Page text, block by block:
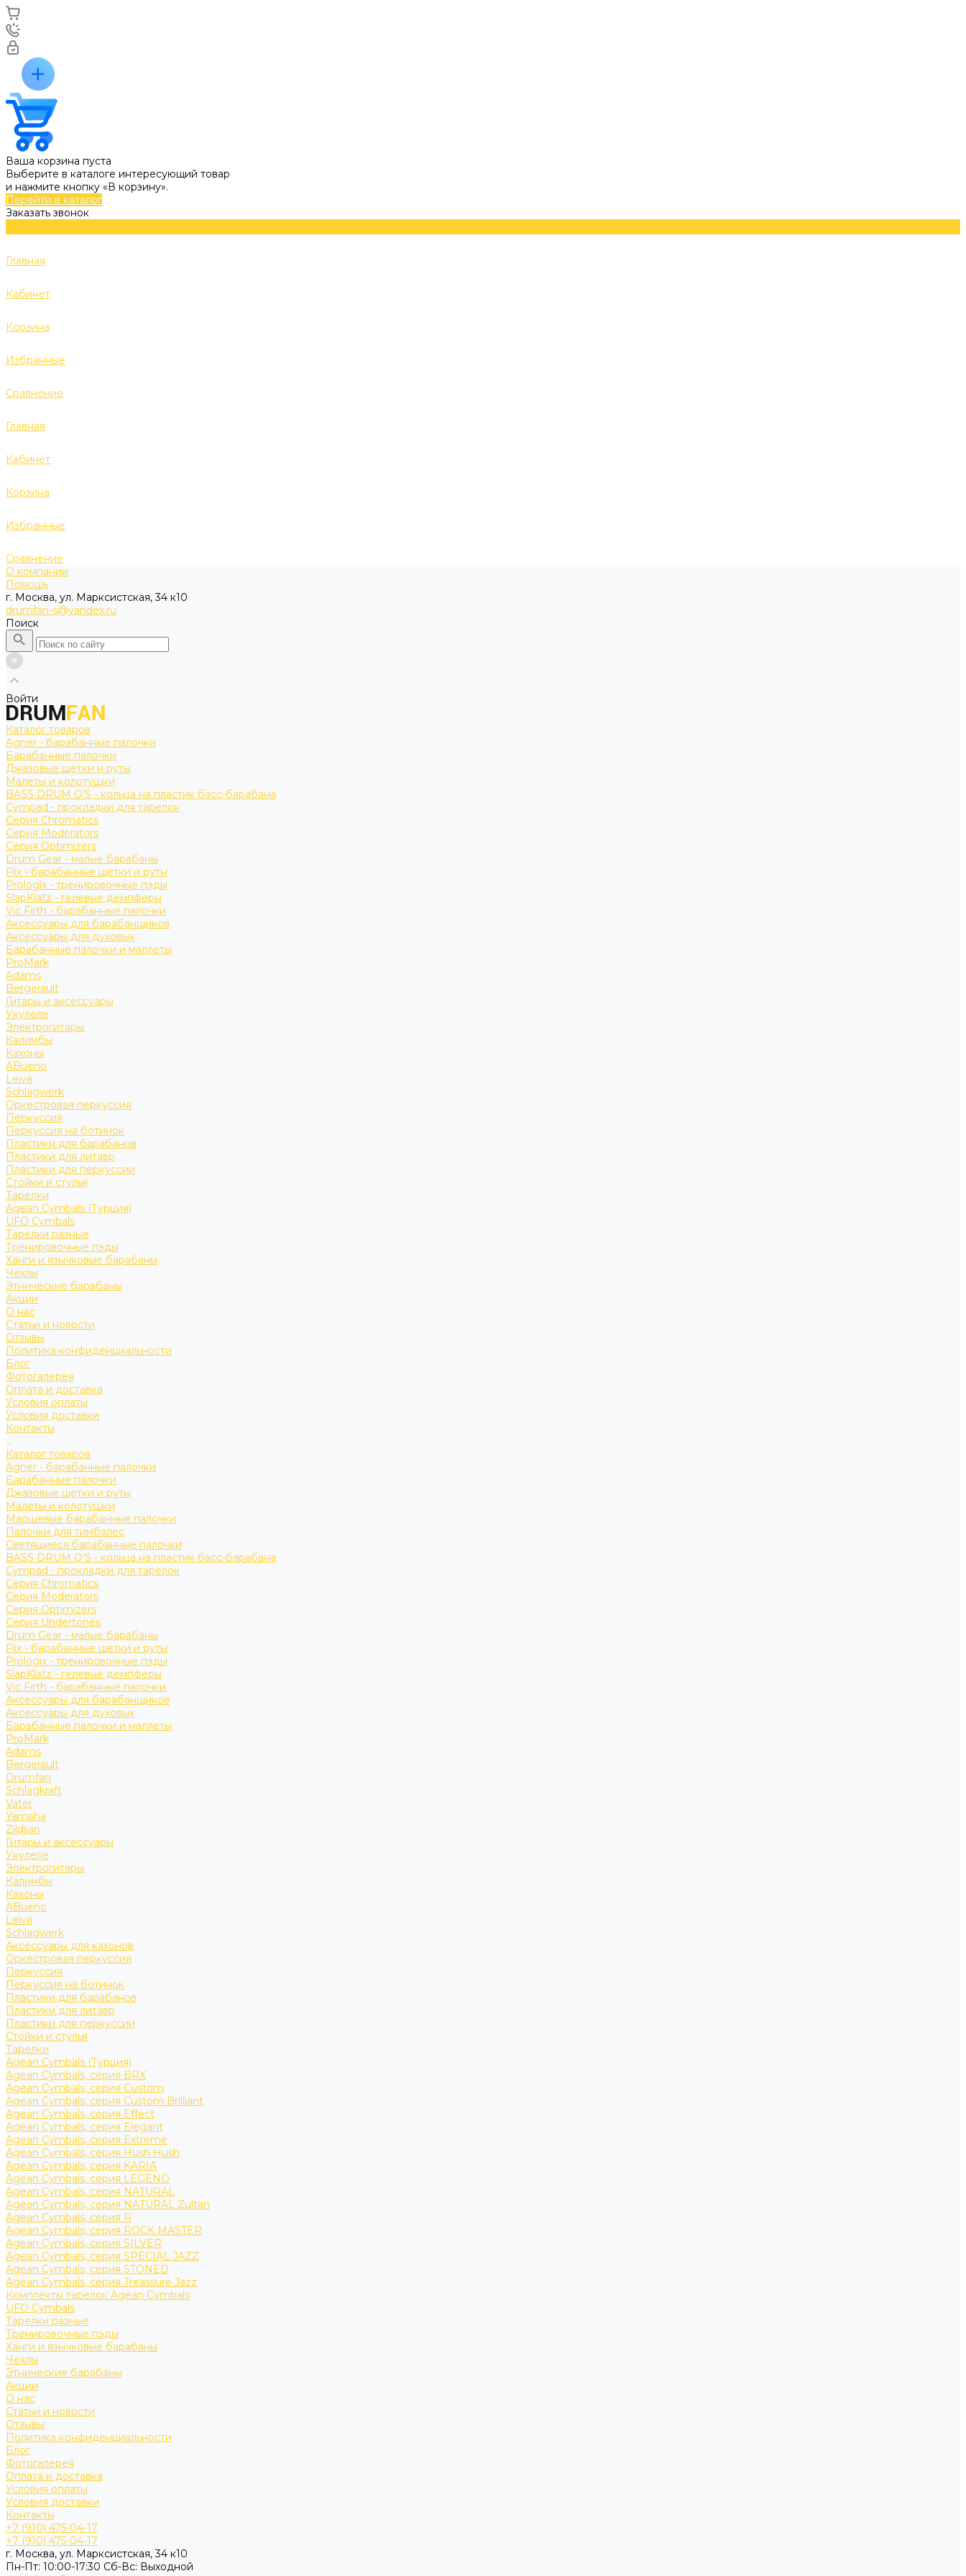
Ваша корзина пуста
Выберите в каталоге интересующий товар
и нажмите кнопку «В корзину».
Перейти в каталог
Заказать звонок
Главная
Кабинет
Корзина
Избранные
Сравнение
Главная
Кабинет
Корзина
Избранные
Сравнение
О компании
Помощь
г. Москва, ул. Марксистская, 34 к10
drumfan-s@yandex.ru
Поиск
Войти
Каталог товаров
Agner - барабанные палочки
Барабанные палочки
Джазовые щетки и руты
Малеты и колотушки
BASS DRUM O’S - кольца на пластик басс-барабана
Cympad - прокладки для тарелок
Серия Chromatics
Серия Moderators
Серия Optimizers
Drum Gear - малые барабаны
Flix - барабанные щетки и руты
Prologix - тренировочные пэды
SlapKlatz - гелевые демпферы
Vic Firth - барабанные палочки
Аксессуары для барабанщиков
Аксессуары для духовых
Барабанные палочки и маллеты
ProMark
Adams
Bergerault
Гитары и аксессуары
Укулеле
Электрогитары
Калимбы
Кахоны
ABueno
Leiva
Schlagwerk
Оркестровая перкуссия
Перкуссия
Перкуссия на ботинок
Пластики для барабанов
Пластики для литавр
Пластики для перкуссии
Стойки и стулья
Тарелки
Agean Cymbals (Турция)
UFO Cymbals
Тарелки разные
Тренировочные пэды
Ханги и язычковые барабаны
Чехлы
Этнические барабаны
Акции
О нас
Статьи и новости
Отзывы
Политика конфиденциальности
Блог
Фотогалерея
Оплата и доставка
Условия оплаты
Условия доставки
Контакты
...
Каталог товаров
Agner - барабанные палочки
Барабанные палочки
Джазовые щетки и руты
Малеты и колотушки
Маршевые барабанные палочки
Палочки для тимбалес
Светящиеся барабанные палочки
BASS DRUM O’S - кольца на пластик басс-барабана
Cympad - прокладки для тарелок
Серия Chromatics
Серия Moderators
Серия Optimizers
Серия Undertones
Drum Gear - малые барабаны
Flix - барабанные щетки и руты
Prologix - тренировочные пэды
SlapKlatz - гелевые демпферы
Vic Firth - барабанные палочки
Аксессуары для барабанщиков
Аксессуары для духовых
Барабанные палочки и маллеты
ProMark
Adams
Bergerault
Drumfan
Schlagkraft
Vater
Yamaha
Zildjian
Гитары и аксессуары
Укулеле
Электрогитары
Калимбы
Кахоны
ABueno
Leiva
Schlagwerk
Аксессуары для кахонов
Оркестровая перкуссия
Перкуссия
Перкуссия на ботинок
Пластики для барабанов
Пластики для литавр
Пластики для перкуссии
Стойки и стулья
Тарелки
Agean Cymbals (Турция)
Agean Cymbals, серия BRX
Agean Cymbals, серия Custom
Agean Cymbals, серия Custom Brilliant
Agean Cymbals, серия Effect
Agean Cymbals, серия Elegant
Agean Cymbals, серия Extreme
Agean Cymbals, серия Hush Hush
Agean Cymbals, серия KARIA
Agean Cymbals, серия LEGEND
Agean Cymbals, серия NATURAL
Agean Cymbals, серия NATURAL Zultan
Agean Cymbals, серия R
Agean Cymbals, серия ROCK MASTER
Agean Cymbals, серия SILVER
Agean Cymbals, серия SPECIAL JAZZ
Agean Cymbals, серия STONED
Agean Cymbals, серия Treassure Jazz
Комплекты тарелок Agean Cymbals
UFO Cymbals
Тарелки разные
Тренировочные пэды
Ханги и язычковые барабаны
Чехлы
Этнические барабаны
Акции
О нас
Статьи и новости
Отзывы
Политика конфиденциальности
Блог
Фотогалерея
Оплата и доставка
Условия оплаты
Условия доставки
Контакты
+7 (910) 475-04-17
+7 (910) 475-04-17
г. Москва, ул. Марксистская, 34 к10
Пн-Пт: 10:00-17:30 Cб-Вс: Выходной